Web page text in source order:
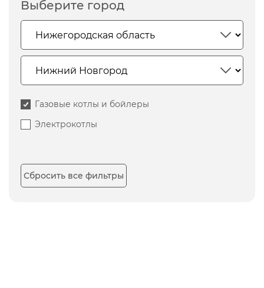
Выберите город
Газовые котлы и бойлеры
Электрокотлы
Сбросить все фильтры